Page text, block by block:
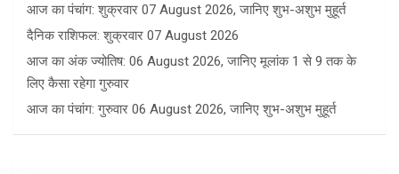
आज का पंचांग: शुक्रवार 07 August 2026, जानिए शुभ-अशुभ मुहूर्त
दैनिक राशिफल: शुक्रवार 07 August 2026
आज का अंक ज्योतिष: 06 August 2026, जानिए मूलांक 1 से 9 तक के
लिए कैसा रहेगा गुरुवार
आज का पंचांग: गुरुवार 06 August 2026, जानिए शुभ-अशुभ मुहूर्त